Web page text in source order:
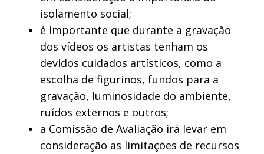
isolamento social;
é importante que durante a gravação
dos vídeos os artistas tenham os
devidos cuidados artísticos, como a
escolha de figurinos, fundos para a
gravação, luminosidade do ambiente,
ruídos externos e outros;
a Comissão de Avaliação irá levar em
consideração as limitações de recursos